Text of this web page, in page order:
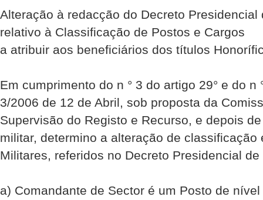
Alteração à redacção do Decreto
relativo à Classificação de Postos e Cargos
a atribuir aos beneficiários dos títulos
Em cumprimento do n ° 3 do artigo 29° e do n
3/2006 de 12 de Abril, sob proposta da
Supervisão do Registo e Recurso, e depois
militar, determino a alteração de classificação
Militares, referidos no Decreto Presidencial
a) Comandante de Sector é um Posto de